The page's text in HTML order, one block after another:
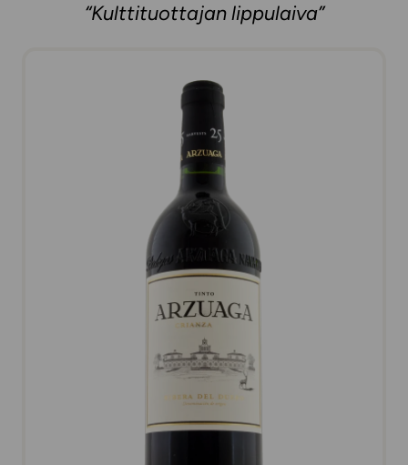
“Kulttituottajan lippulaiva”